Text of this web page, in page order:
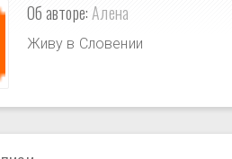
Об авторе: Алена
Живу в Словении